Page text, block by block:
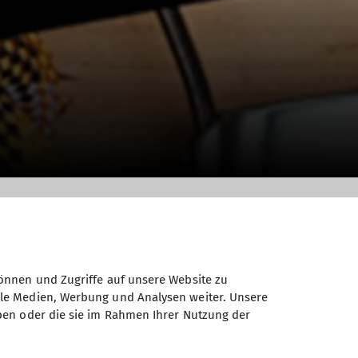
und Zugriffe auf unsere Website zu
Medien, Werbung und Analysen weiter. Unsere
oder die sie im Rahmen Ihrer Nutzung der